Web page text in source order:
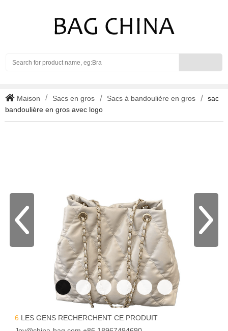
Maison Sacs en gros Sacs à bandoulière en gros
sac
bandoulière en gros avec logo
6 LES GENS RECHERCHENT CE PRODUIT